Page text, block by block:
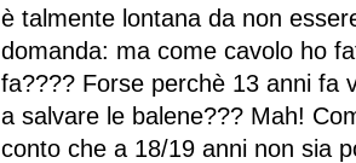
è talmente lontana da non
domanda: ma come cavolo ho
fa???? Forse perchè 13 anni fa
a salvare le balene??? Mah!
conto che a 18/19 anni non sia